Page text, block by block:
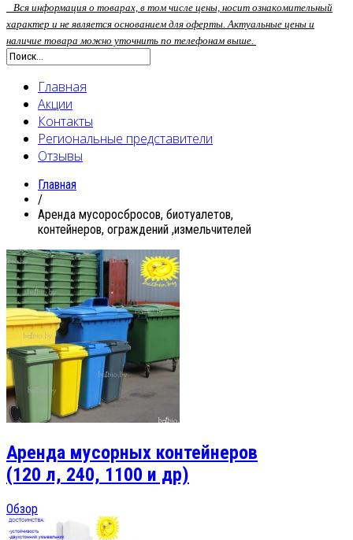
Вся информация о товарах, в том числе цены, носит ознакомительный
характер и не является основанием для оферты. Актуальные цены и
наличие товара можно уточнить по телефонам выше.
Главная
Акции
Контакты
Региональные представители
Отзывы
Главная
/
Аренда мусоросбросов, биотуалетов,
контейнеров, ограждений ,измельчителей
Аренда мусорных контейнеров
(120 л, 240, 1100 и др)
Обзор